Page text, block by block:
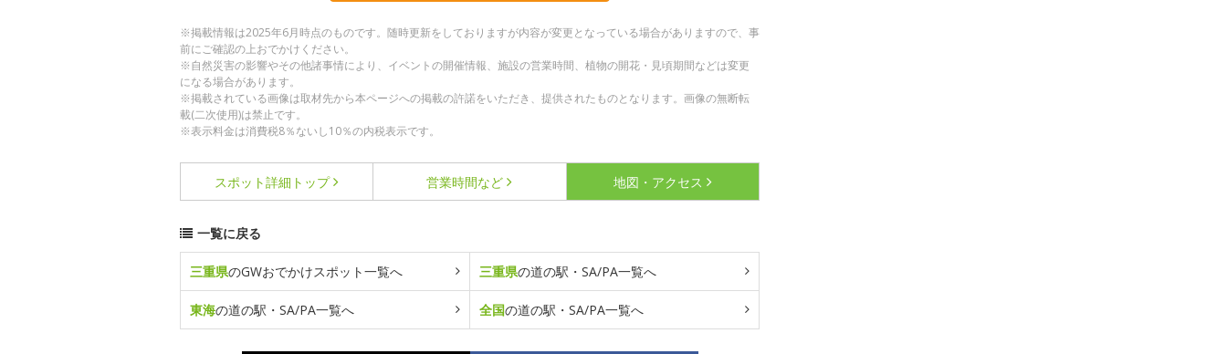
※掲載情報は2025年6月時点のものです。随時更新をしておりますが内容が変更となっている場合がありますので、事
前にご確認の上おでかけください。
※自然災害の影響やその他諸事情により、イベントの開催情報、施設の営業時間、植物の開花・見頃期間などは変更
になる場合があります。
※掲載されている画像は取材先から本ページへの掲載の許諾をいただき、提供されたものとなります。画像の無断転
載(二次使用)は禁止です。
※表示料金は消費税8％ないし10％の内税表示です。
スポット詳細 トップ 営業時間など 地図・アクセス
一覧に戻る
三重県のGWおでかけスポット一覧へ 三重県の道の駅・SA/PA一覧へ
東海の道の駅・SA/PA一覧へ 全国の道の駅・SA/PA一覧へ